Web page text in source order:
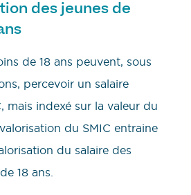
des jeunes de
de 18 ans peuvent, sous
percevoir un salaire
mais indexé sur la valeur du
du SMIC entraine
du salaire des
18 ans.